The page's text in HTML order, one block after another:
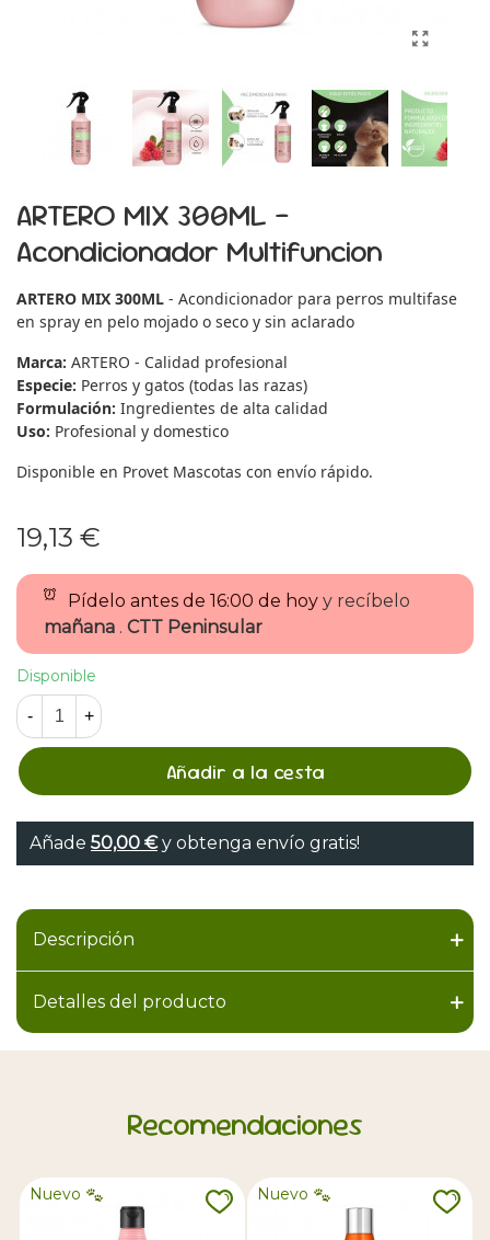
ARTERO MIX 300ML -
Acondicionador Multifuncion
ARTERO MIX 300ML - Acondicionador para perros multifase
en spray en pelo mojado o seco y sin aclarado
Marca: ARTERO - Calidad profesional
Especie: Perros y gatos (todas las razas)
Formulación: Ingredientes de alta calidad
Uso: Profesional y domestico
Disponible en Provet Mascotas con envío rápido.
19,13 €
Pídelo antes de 16:00 de hoy y recíbelo
mañana . CTT Peninsular
Disponible
- +
Añadir a la cesta
Añade 50,00 €y obtenga envío gratis!
Descripción
Detalles del producto
Recomendaciones
Nuevo Nuevo